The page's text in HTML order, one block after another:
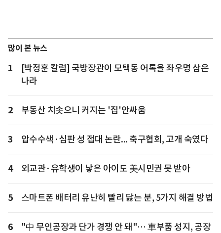
많이 본 뉴스
1
[박정훈 칼럼] 국방장관이 모택동 어록을 좌우명 삼은
나라
2 부동산 치솟으니 커지는 '집'안싸움
3 압수수색·심판 성 접대 논란... 축구협회, 고개 숙였다
4 외교관·유학생이 낳은 아이도 美시민권 못 받아
5 스마트폰 배터리 유난히 빨리 닳는 분, 5가지 해결 방법
6
"中 무인공장과 단가 경쟁 안 돼"… 車부품 성지, 공장